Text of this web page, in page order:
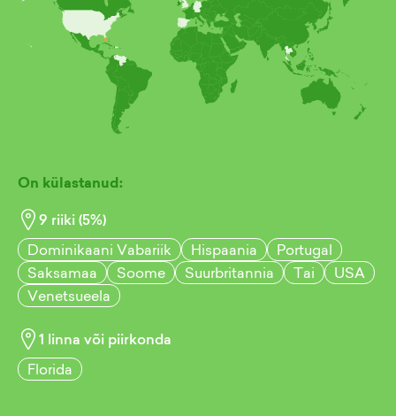
On külastanud:
9 riiki (5%)
Dominikaani Vabariik
Hispaania
Portugal
Saksamaa
Soome Suurbritannia Tai
USA
Venetsueela
1 linna või piirkonda
Florida